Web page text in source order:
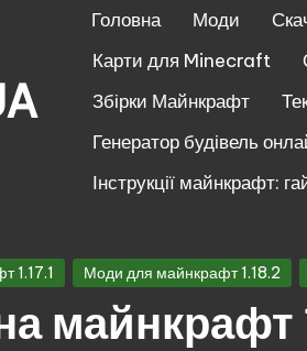
Головна Моди
Карти для Minecraft
Збірки Майнкрафт
Генератор будівель
Інструкції майнкрафт:
1.17.1 Моди для майнкрафт 1.18.2
майнкрафт